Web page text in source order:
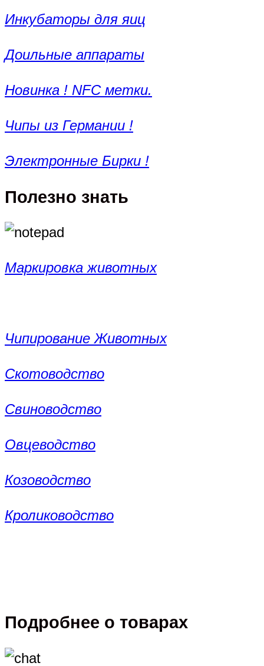
Инкубаторы для яиц
Доильные аппараты
Новинка ! NFC метки.
Чипы из Германии !
Электронные Бирки !
Полезно знать
Маркировка животных
Чипирование Животных
Скотоводство
Свиноводство
Овцеводство
Козоводство
Кролиководство
Подробнее о товарах